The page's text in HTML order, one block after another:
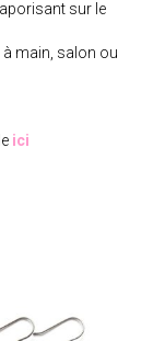
sur le
main, salon ou
ici